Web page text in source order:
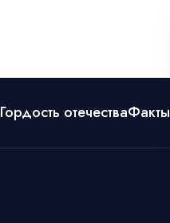
Гордость отечестваФакты